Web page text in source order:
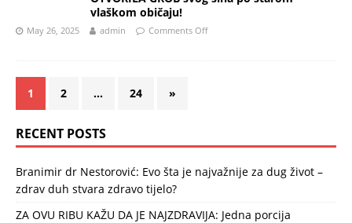
vlaškom običaju!
May 26, 2025 admin Comments Off
1 2 … 24 »
RECENT POSTS
Branimir dr Nestorović: Evo šta je najvažnije za dug život –
zdrav duh stvara zdravo tijelo?
ZA OVU RIBU KAŽU DA JE NAJZDRAVIJA: Jedna porcija